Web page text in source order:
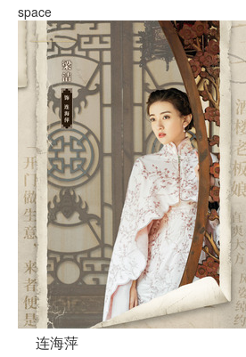
space
连海萍